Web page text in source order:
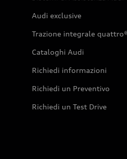
Audi exclusive
Trazione integrale
Cataloghi Audi
Richiedi informazioni
Richiedi un Preventivo
Richiedi un Test Drive